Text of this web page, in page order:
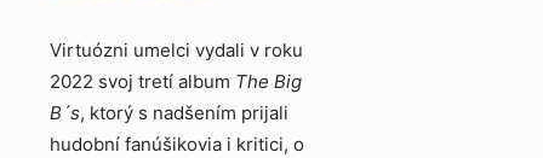
Virtuózni umelci vydali v roku
2022 svoj tretí album The Big
B´s, ktorý s nadšením prijali
hudobní fanúšikovia i kritici, o